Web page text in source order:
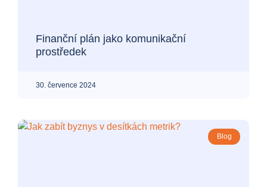
Finanční plán jako komunikační
prostředek
30. července 2024
Blog